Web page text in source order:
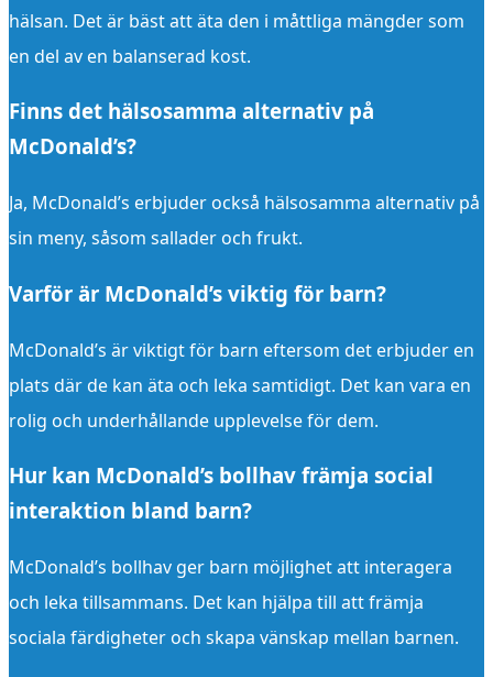
hälsan. Det är bäst att äta den i måttliga mängder som
en del av en balanserad kost.
Finns det hälsosamma alternativ på
McDonald’s?
Ja, McDonald’s erbjuder också hälsosamma alternativ på
sin meny, såsom sallader och frukt.
Varför är McDonald’s viktig för barn?
McDonald’s är viktigt för barn eftersom det erbjuder en
plats där de kan äta och leka samtidigt. Det kan vara en
rolig och underhållande upplevelse för dem.
Hur kan McDonald’s bollhav främja social
interaktion bland barn?
McDonald’s bollhav ger barn möjlighet att interagera
och leka tillsammans. Det kan hjälpa till att främja
sociala färdigheter och skapa vänskap mellan barnen.